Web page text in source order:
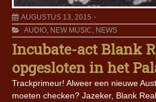
AUGUSTUS 13, 2015
AUDIO NEW MUSIC NEWS
Incubate-act Blank
opgesloten in het
Trackprimeur! Alweer een nieuwe
moeten checken? Jazeker, Blank